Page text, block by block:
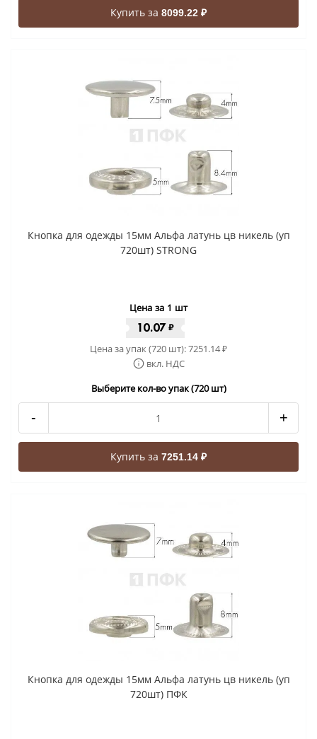
Купить за 8099.22 ₽
Кнопка для одежды 15мм Альфа латунь цв никель (уп
720шт) STRONG
Цена за 1 шт
10.07 ₽
Цена за упак (720 шт):7251.14₽
вкл. НДС
Выберите кол-во упак (720 шт)
- +
Купить за 7251.14 ₽
Кнопка для одежды 15мм Альфа латунь цв никель (уп
720шт) ПФК